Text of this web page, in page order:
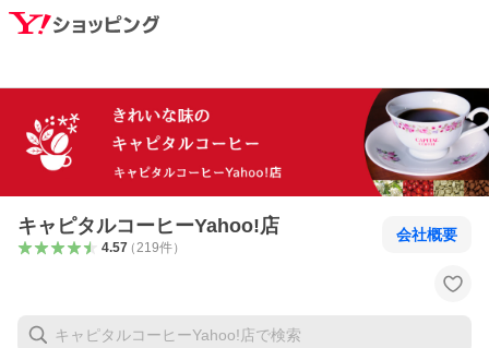
キャピタルコーヒーYahoo!店
4.57（219件）
会社概要